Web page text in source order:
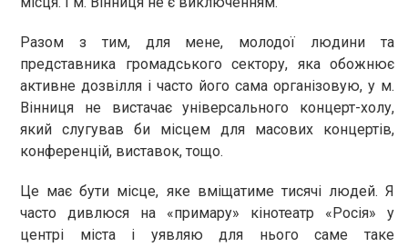
Разом з тим, для мене, молодої людини та
представника громадського сектору, яка обожнює
активне дозвілля і часто його сама організовую, у м.
Вінниця не вистачає універсального концерт-холу,
який слугував би місцем для масових концертів,
конференцій, виставок, тощо.
Це має бути місце, яке вміщатиме тисячі людей. Я
часто дивлюся на «примару» кінотеатр «Росія» у
центрі міста і уявляю для нього саме таке